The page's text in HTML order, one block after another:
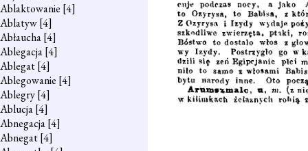
Ablaktowanie [4]
Ablatyw[4]
Abłaucha[4]
Ablegacja[4]
Ablegat[4]
Ablegowanie [4]
Ablegry[4]
Ablucja[4]
Abnegacja[4]
Abnegat[4]